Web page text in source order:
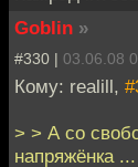
Goblin »
#330 | 03.06.08
Кому: realill,
> > А со
напряжёнка ...